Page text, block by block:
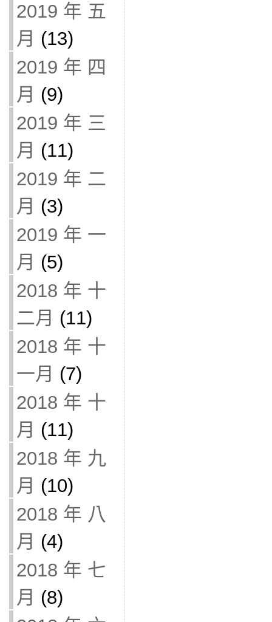
2019 年 五
月 (13)
2019 年 四
月 (9)
2019 年 三
月 (11)
2019 年 二
月 (3)
2019 年 一
月 (5)
2018 年 十
二月 (11)
2018 年 十
一月 (7)
2018 年 十
月 (11)
2018 年 九
月 (10)
2018 年 八
月 (4)
2018 年 七
月 (8)